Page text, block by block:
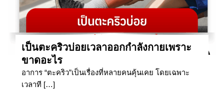
เป็นตะคริวบ่อยเวลาออกกำลังกายเพราะ
ขาดอะไร
อาการ “ตะคริว”เป็นเรื่องที่หลายคนคุ้นเคย โดยเฉพาะ
เวลาที […]